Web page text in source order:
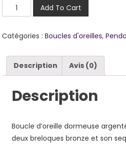
quantité
de
Add To Cart
Catégories :Boucles d'oreilles,
Description Avis (0)
Description
Boucle d’oreille dormeuse
deux breloques bronze et son